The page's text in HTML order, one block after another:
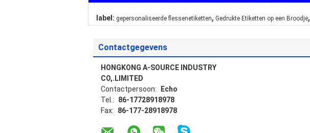
label: gepersonaliseerde flessenetiketten, Gedrukte Etiketten op een Broodje,
Contactgegevens
HONGKONG A-SOURCE INDUSTRY
CO,.LIMITED
Contactpersoon:
Echo
Tel.:
86-17728918978
Fax:
86-177-28918978